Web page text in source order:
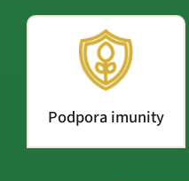
Podpora imunity